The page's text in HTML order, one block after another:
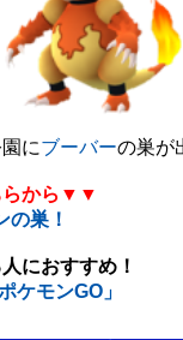
にブーバーの巣が
らから▼▼
の巣！
におすすめ！
ケモンGO」